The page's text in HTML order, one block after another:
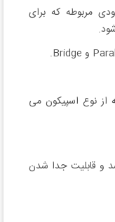
مربوطه که برای
از نوع اسپیکون می
و قابلیت جدا شدن